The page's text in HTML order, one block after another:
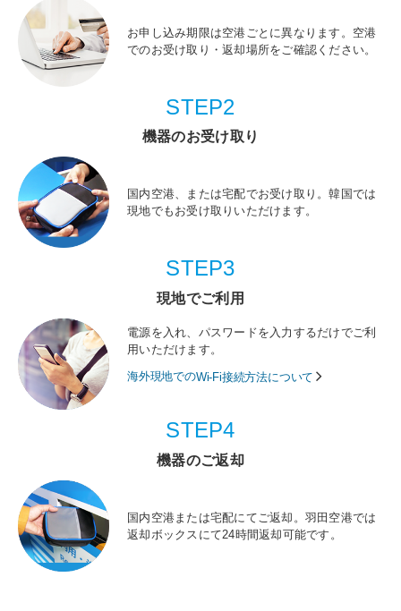
お申し込み期限は空港ごとに異なります。空港
でのお受け取り・返却場所をご確認ください。
STEP2
機器のお受け取り
国内空港、または宅配でお受け取り。韓国では
現地でもお受け取りいただけます。
STEP3
現地でご利用
電源を入れ、パスワードを入力するだけでご利
用いただけます。
海外現地でのWi-Fi接続方法について
STEP4
機器のご返却
国内空港または宅配にてご返却。羽田空港では
返却ボックスにて24時間返却可能です。